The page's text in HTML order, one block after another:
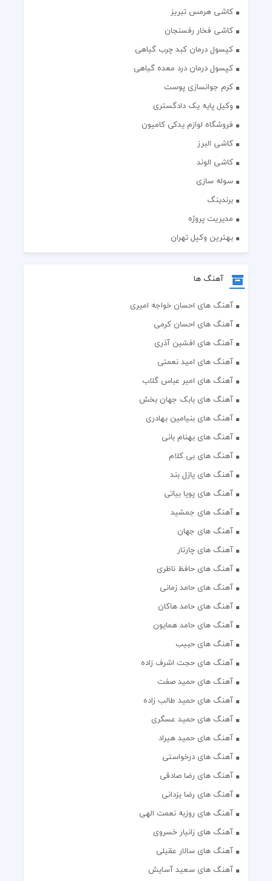
کاشی هرمس تبریز
کاشی فخار رفسنجان
کپسول درمان کبد چرب گیاهی
کپسول درمان درد معده گیاهی
کرم جوانسازی پوست
وکیل پایه یک دادگستری
فروشگاه لوازم یدکی کامیون
کاشی البرز
کاشی الوند
سوله سازی
برندینگ
مدیریت پروژه
بهترین وکیل تهران
آهنگ ها
آهنگ های احسان خواجه امیری
آهنگ های احسان کرمی
آهنگ های افشین آذری
آهنگ های امید نعمتی
آهنگ های امیر عباس گلاب
آهنگ های بابک جهان بخش
آهنگ های بنیامین بهادری
آهنگ های بهنام بانی
آهنگ های بی کلام
آهنگ های پازل بند
آهنگ های پویا بیاتی
آهنگ های جمشید
آهنگ های جهان
آهنگ های چارتار
آهنگ های حافظ ناظری
آهنگ های حامد زمانی
آهنگ های حامد هاکان
آهنگ های حامد همایون
آهنگ های حبیب
آهنگ های حجت اشرف زاده
آهنگ های حمید صفت
آهنگ های حمید طالب زاده
آهنگ های حمید عسگری
آهنگ های حمید هیراد
آهنگ های درخواستی
آهنگ های رضا صادقی
آهنگ های رضا یزدانی
آهنگ های روزبه نعمت الهی
آهنگ های زانیار خسروی
آهنگ های سالار عقیلی
آهنگ های سعید آسایش